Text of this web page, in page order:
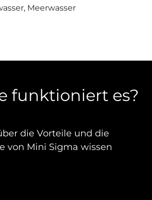
Meerwasser
funktioniert es?
die Vorteile und die
von Mini Sigma wissen